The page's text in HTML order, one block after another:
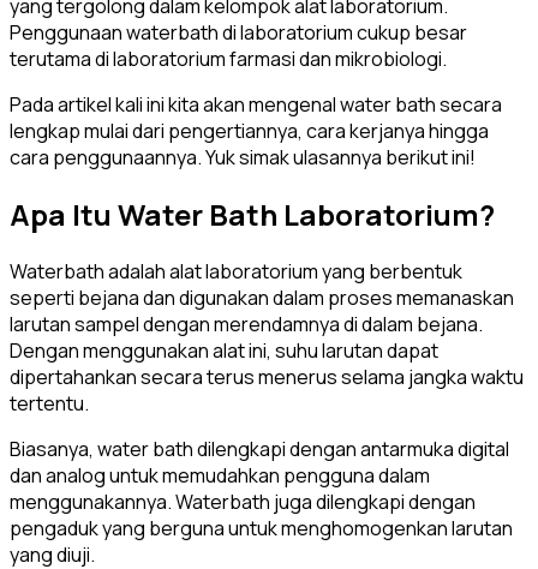
yang tergolong dalam kelompok alat laboratorium.
Penggunaan waterbath di laboratorium cukup besar
terutama di laboratorium farmasi dan mikrobiologi.
Pada artikel kali ini kita akan mengenal water bath secara
lengkap mulai dari pengertiannya, cara kerjanya hingga
cara penggunaannya. Yuk simak ulasannya berikut ini!
Apa Itu Water Bath Laboratorium?
Waterbath adalah alat laboratorium yang berbentuk
seperti bejana dan digunakan dalam proses memanaskan
larutan sampel dengan merendamnya di dalam bejana.
Dengan menggunakan alat ini, suhu larutan dapat
dipertahankan secara terus menerus selama jangka waktu
tertentu.
Biasanya, water bath dilengkapi dengan antarmuka digital
dan analog untuk memudahkan pengguna dalam
menggunakannya. Waterbath juga dilengkapi dengan
pengaduk yang berguna untuk menghomogenkan larutan
yang diuji.